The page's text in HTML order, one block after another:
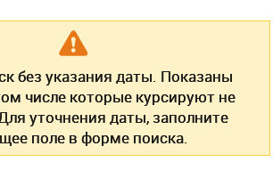
без указания даты. Показаны
числе которые курсируют не
уточнения даты, заполните
поле в форме поиска.